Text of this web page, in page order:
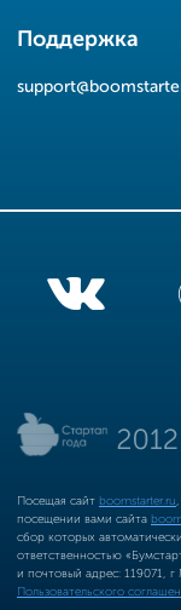
Поддержка
Посещая сайт boomstarter.ru
посещении вами сайта
сбор которых
ответственностью
и почтовый адрес: 119071,
Пользовательского